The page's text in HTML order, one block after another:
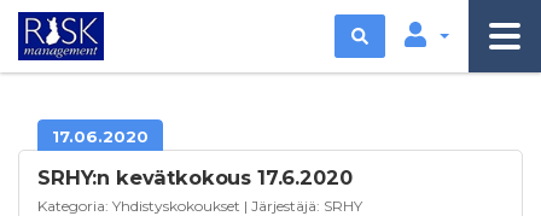
Etsi
17.06.2020
SRHY:n kevätkokous 17.6.2020
Kategoria: Yhdistyskokoukset | Järjestäjä: SRHY